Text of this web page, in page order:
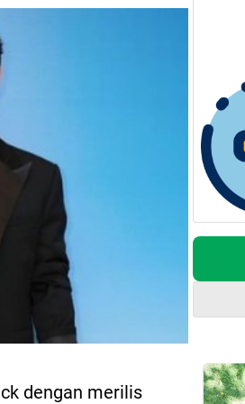
dengan merilis